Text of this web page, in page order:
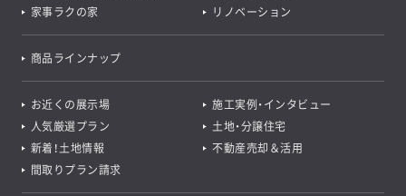
家事ラクの家
リノベーション
商品ラインナップ
お近くの展示場
施工実例・インタビュー
人気厳選プラン
土地・分譲住宅
新着！土地情報
不動産売却＆活用
間取りプラン請求